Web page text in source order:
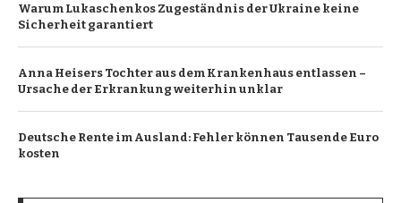
Warum Lukaschenkos Zugeständnis der Ukraine keine
Sicherheit garantiert
Anna Heisers Tochter aus dem Krankenhaus entlassen –
Ursache der Erkrankung weiterhin unklar
Deutsche Rente im Ausland: Fehler können Tausende Euro
kosten